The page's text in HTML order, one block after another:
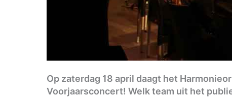
Op zaterdag 18 april daagt het
Voorjaarsconcert! Welk team uit het